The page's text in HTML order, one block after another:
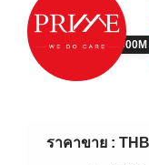
THB 43,000,000M
ราคาขาย :